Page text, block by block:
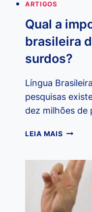
ARTIGOS
Qual a
brasileira
surdos?
Língua
pesquisas
dez milhões de
LEIA MAISQUAL
DA
LÍNGUA
DE